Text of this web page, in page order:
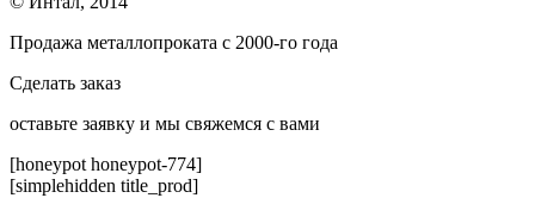
Продажа металлопроката с 2000-го года
Сделать заказ
оcтавьте заявку и мы свяжемся с вами
[honeypot honeypot-774]
[simplehidden title_prod]